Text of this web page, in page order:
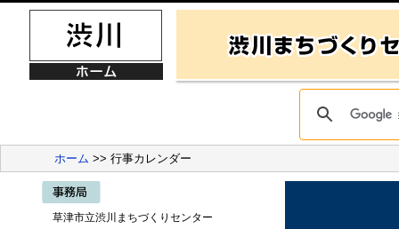
ホーム >> 行事カレンダー
草津市立渋川まちづくりセンター